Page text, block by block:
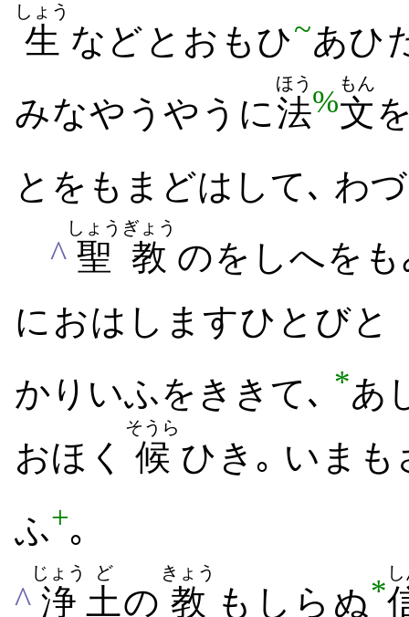
生
しょう
など​と​おもひ~あひ​
みな​やうやう​に法
ほう
%文
もん
と​をも​まどはし​て､ わ
^ 聖教
しょうぎょう
の​をしへ​を
に​おはします​ひとびと
かり​いふ​を​きき​て､ *あ
おほく
候
そうら
ひ​き｡ いま​も​
ふ+｡
^ 浄
じょう
土
ど
の 教
きょう
も​しら​ぬ*